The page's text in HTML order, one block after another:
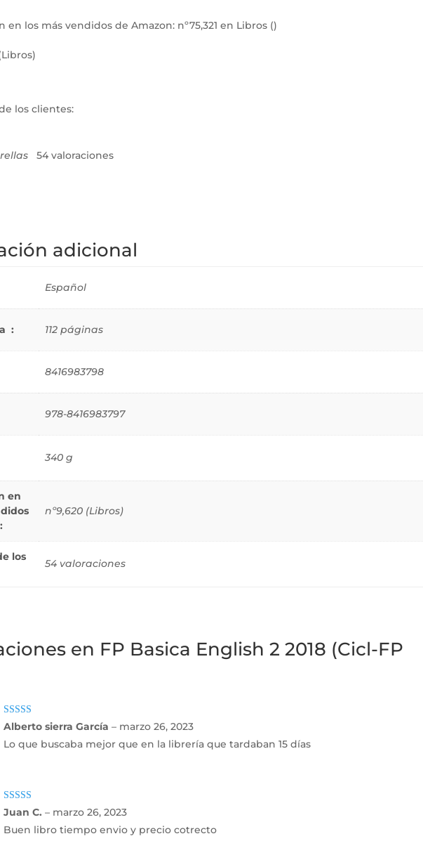
en los más vendidos de Amazon: nº75,321 en Libros ()
los clientes:
54 valoraciones
adicional
Español
Tapa blanda ‏ : ‎ 112 páginas
8416983798
978-8416983797
340 g
en
nº9,620 (Libros)
los
54 valoraciones
en FP Basica English 2 2018 (Cicl-FP
Valorado con
5 de 5
Alberto sierra García– marzo 26, 2023
Lo que buscaba mejor que en la librería que tardaban 15 días
Valorado con
5 de 5
Juan C.– marzo 26, 2023
Buen libro tiempo envio y precio cotrecto